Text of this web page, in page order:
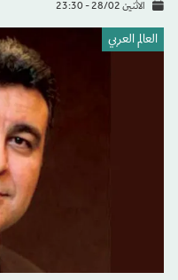
الاثنين 28/02 - 23:30
العالم العربي